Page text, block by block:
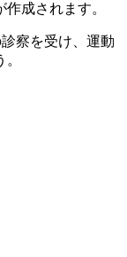
成されます。
察を受け、運動